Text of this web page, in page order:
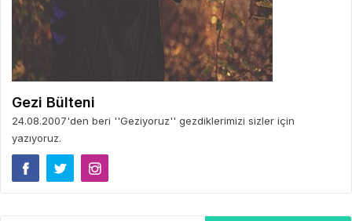
Gezi Bülteni
24.08.2007'den beri ''Geziyoruz'' gezdiklerimizi sizler için
yazıyoruz.